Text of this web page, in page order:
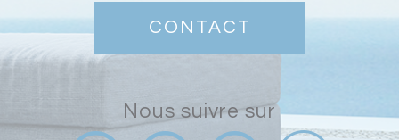
CONTACT
nous suivre sur